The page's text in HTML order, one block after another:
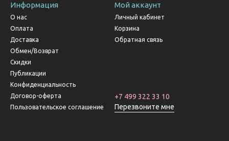
Информация
О нас
Оплата
Доставка
Обмен/Возврат
Скидки
Публикации
Конфиденциальность
Договор-оферта
Пользовательское соглашение
Мой аккаунт
Личный кабинет
Корзина
Обратная связь
+7 499 322 33 10
Перезвоните мне